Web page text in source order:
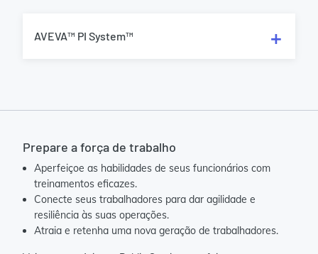
AVEVA™ PI System™
Prepare a força de trabalho
Aperfeiçoe as habilidades de seus funcionários com
treinamentos eficazes.
Conecte seus trabalhadores para dar agilidade e
resiliência às suas operações.
Atraia e retenha uma nova geração de trabalhadores.